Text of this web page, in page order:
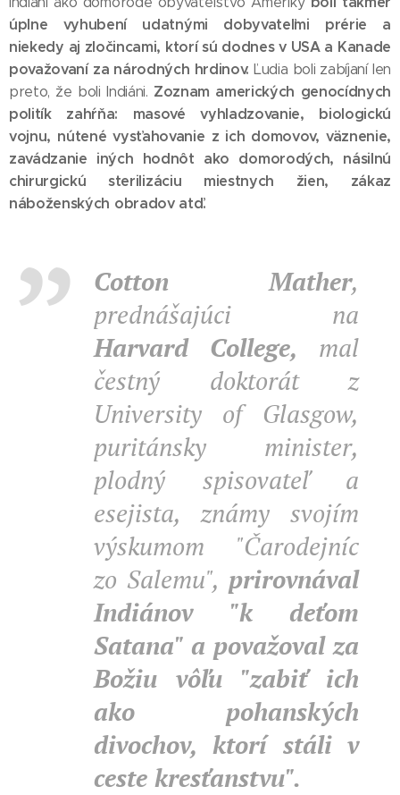
úplne vyhubení udatnými dobyvateľmi prérie a
niekedy aj zločincami, ktorí sú dodnes v USA a Kanade
považovaní za národných hrdinov.Ľudia boli zabíjaní len
preto, že boli Indiáni. Zoznam amerických genocídnych
politík zahŕňa: masové vyhladzovanie, biologickú
vojnu, nútené vysťahovanie z ich domovov, väznenie,
zavádzanie iných hodnôt ako domorodých, násilnú
chirurgickú sterilizáciu miestnych žien, zákaz
náboženských obradov atď.
Cotton Mather,
prednášajúci na
Harvard College, mal
čestný doktorát z
University of Glasgow,
puritánsky minister,
plodný spisovateľ a
esejista, známy svojím
výskumom "Čarodejníc
zo Salemu", prirovnával
Indiánov "k deťom
Satana" a považoval za
Božiu vôľu "zabiť ich
ako pohanských
divochov, ktorí stáli v
ceste kresťanstvu".